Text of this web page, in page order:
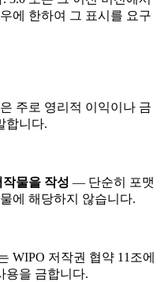
에 한하여 그 표시를 요구
주로 영리적 이익이나 금
합니다.
물을 작성 — 단순히 포맷
에 해당하지 않습니다.
WIPO 저작권 협약 11조에
용을 금합니다.